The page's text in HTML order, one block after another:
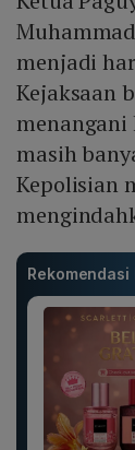
menjadi
Kejaksaan
menangani
masih
Kepolisian
Rekomendasi